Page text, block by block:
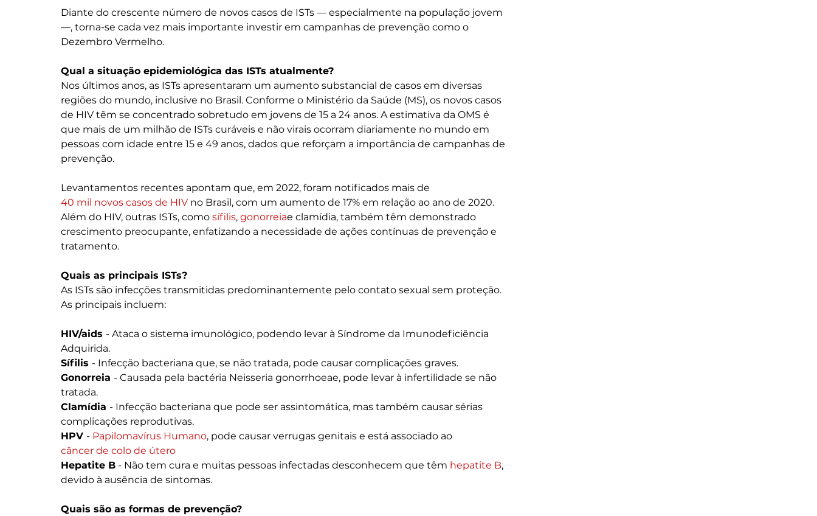
Diante do crescente número de novos casos de ISTs — especialmente na população jovem
—, torna-se cada vez mais importante investir em campanhas de prevenção como o
Dezembro Vermelho.
Qual a situação epidemiológica das ISTs atualmente?
Nos últimos anos, as ISTs apresentaram um aumento substancial de casos em diversas
regiões do mundo, inclusive no Brasil. Conforme o Ministério da Saúde (MS), os novos casos
de HIV têm se concentrado sobretudo em jovens de 15 a 24 anos. A estimativa da OMS é
que mais de um milhão de ISTs curáveis e não virais ocorram diariamente no mundo em
pessoas com idade entre 15 e 49 anos, dados que reforçam a importância de campanhas de
prevenção.
Levantamentos recentes apontam que, em 2022, foram notificados mais de
40 mil novos casos de HIV no Brasil, com um aumento de 17% em relação ao ano de 2020.
Além do HIV, outras ISTs, como sífilis, gonorreiae clamídia, também têm demonstrado
crescimento preocupante, enfatizando a necessidade de ações contínuas de prevenção e
tratamento.
Quais as principais ISTs?
As ISTs são infecções transmitidas predominantemente pelo contato sexual sem proteção.
As principais incluem:
HIV/aids - Ataca o sistema imunológico, podendo levar à Síndrome da Imunodeficiência
Adquirida.
Sífilis - Infecção bacteriana que, se não tratada, pode causar complicações graves.
Gonorreia - Causada pela bactéria Neisseria gonorrhoeae, pode levar à infertilidade se não
tratada.
Clamídia - Infecção bacteriana que pode ser assintomática, mas também causar sérias
complicações reprodutivas.
HPV - Papilomavírus Humano, pode causar verrugas genitais e está associado ao
câncer de colo de útero
Hepatite B - Não tem cura e muitas pessoas infectadas desconhecem que têm hepatite B,
devido à ausência de sintomas.
Quais são as formas de prevenção?